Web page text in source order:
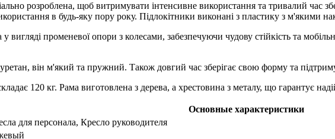
розроблена, щоб витримувати інтенсивне використання та тривалий час
в будь-яку пору року. Підлокітники виконані з пластику з м'якими
вигляді променевої опори з колесами, забезпечуючи чудову стійкість та
він м'який та пружний. Також довгий час зберігає свою форму та
120 кг. Рама виготовлена з дерева, а хрестовина з металу, що гарантує
Основные характеристики
для персонала, Кресло руководителя